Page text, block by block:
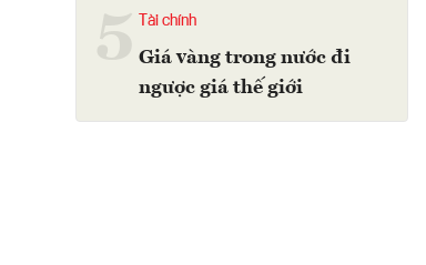
Tài chính
Giá vàng trong nước đi
ngược giá thế giới